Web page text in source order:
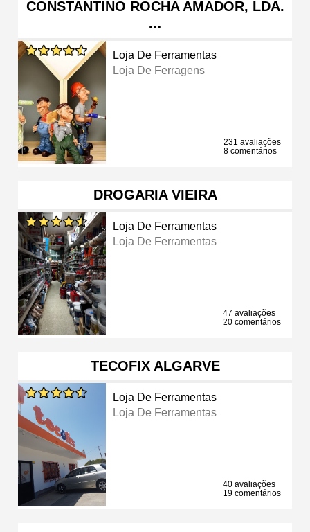
CONSTANTINO ROCHA AMADOR, LDA.
…
Loja De Ferramentas
Loja De Ferragens
231 avaliações
8 comentários
DROGARIA VIEIRA
Loja De Ferramentas
Loja De Ferramentas
47 avaliações
20 comentários
TECOFIX ALGARVE
Loja De Ferramentas
Loja De Ferramentas
40 avaliações
19 comentários